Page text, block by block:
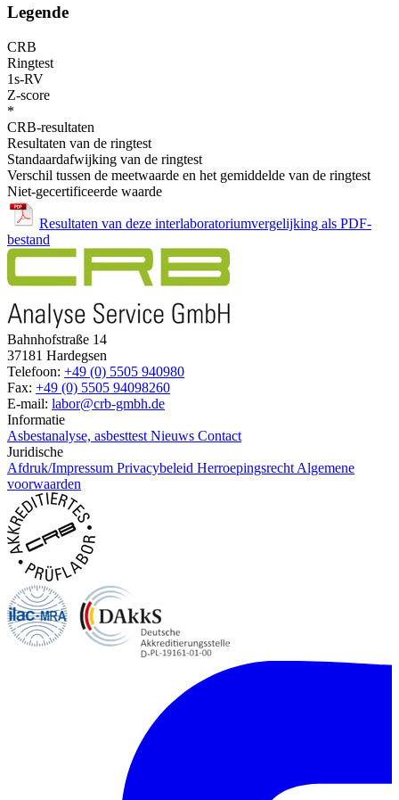
Legende
CRB
Ringtest
1s-RV
Z-score
*
CRB-resultaten
Resultaten van de ringtest
Standaardafwijking van de ringtest
Verschil tussen de meetwaarde en het gemiddelde van de ringtest
Niet-gecertificeerde waarde
Resultaten van deze interlaboratoriumvergelijking als PDF-
bestand
Bahnhofstraße 14
37181 Hardegsen
Telefoon: +49 (0) 5505 940980
Fax: +49 (0) 5505 94098260
E-mail: labor@crb-gmbh.de
Informatie
Asbestanalyse, asbesttest Nieuws Contact
Juridische
Afdruk/Impressum Privacybeleid Herroepingsrecht Algemene
voorwaarden